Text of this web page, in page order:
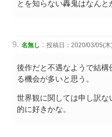
とを知らない轟鬼はなんと
名無し : 投稿日：2020/03/05(
後作だと不遇なようで結
る機会が多いと思う。
世界観に関しては申し訳
的に好きかな。